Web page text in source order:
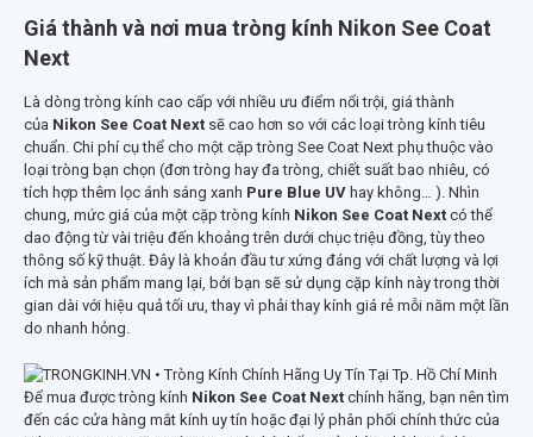
Giá thành và nơi mua tròng kính Nikon See Coat
Next
Là dòng tròng kính cao cấp với nhiều ưu điểm nổi trội, giá thành
của Nikon See Coat Next sẽ cao hơn so với các loại tròng kính tiêu
chuẩn. Chi phí cụ thể cho một cặp tròng See Coat Next phụ thuộc vào
loại tròng bạn chọn (đơn tròng hay đa tròng, chiết suất bao nhiêu, có
tích hợp thêm lọc ánh sáng xanh Pure Blue UV hay không… ). Nhìn
chung, mức giá của một cặp tròng kính Nikon See Coat Next có thể
dao động từ vài triệu đến khoảng trên dưới chục triệu đồng, tùy theo
thông số kỹ thuật. Đây là khoản đầu tư xứng đáng với chất lượng và lợi
ích mà sản phẩm mang lại, bởi bạn sẽ sử dụng cặp kính này trong thời
gian dài với hiệu quả tối ưu, thay vì phải thay kính giá rẻ mỗi năm một lần
do nhanh hỏng.
Để mua được tròng kính Nikon See Coat Next chính hãng, bạn nên tìm
đến các cửa hàng mắt kính uy tín hoặc đại lý phân phối chính thức của